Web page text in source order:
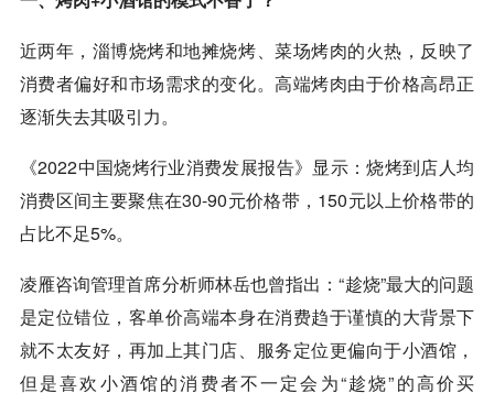
近两年，淄博烧烤和地摊烧烤、菜场烤肉的火热，反映了
消费者偏好和市场需求的变化。高端烤肉由于价格高昂正
逐渐失去其吸引力。
《2022中国烧烤行业消费发展报告》显示：烧烤到店人均
消费区间主要聚焦在30-90元价格带，150元以上价格带的
占比不足5%。
凌雁咨询管理首席分析师林岳也曾指出：“趁烧”最大的问题
是定位错位，客单价高端本身在消费趋于谨慎的大背景下
就不太友好，再加上其门店、服务定位更偏向于小酒馆，
但是喜欢小酒馆的消费者不一定会为“趁烧”的高价买